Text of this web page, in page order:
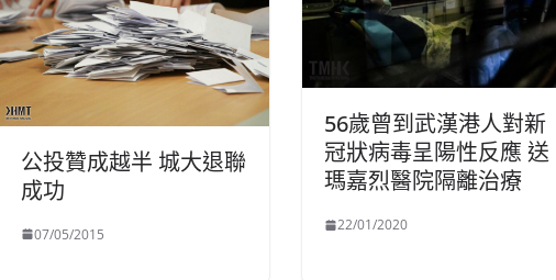
公投贊成越半 城大退聯
成功
07/05/2015
56歲曾到武漢港人對新
冠狀病毒呈陽性反應 送
瑪嘉烈醫院隔離治療
22/01/2020